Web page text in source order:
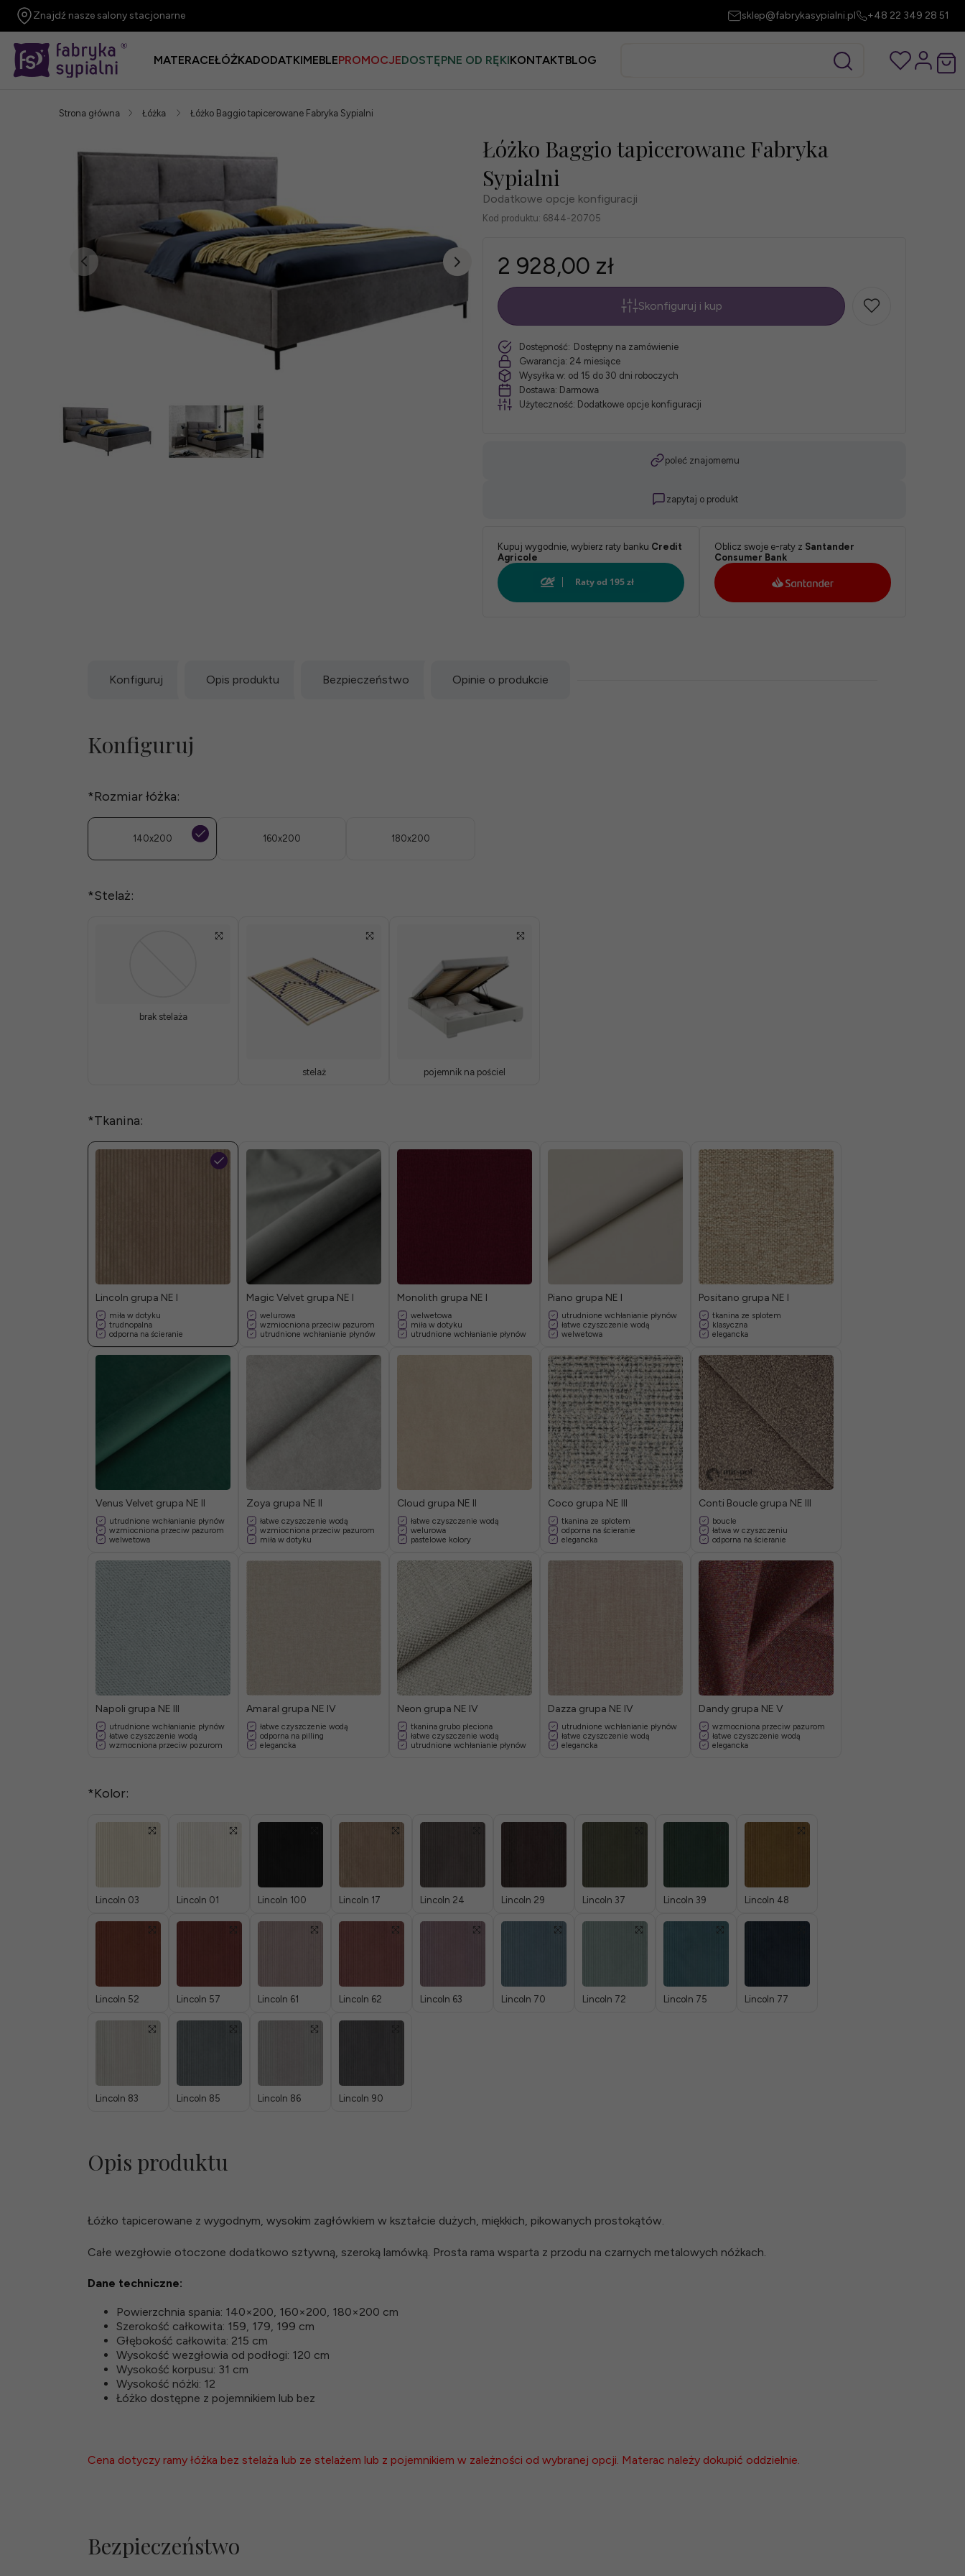
Znajdź nasze salony stacjonarne sklep@fabrykasypialni.pl +48 22 349 28 51
MATERACEŁÓŻKADODATKIMEBLEPROMOCJEDOSTĘPNE OD RĘKIKONTAKTBLOG
Strona główna Łóżka Łóżko Baggio tapicerowane Fabryka Sypialni
Łóżko Baggio tapicerowane Fabryka
Sypialni
Dodatkowe opcje konfiguracji
Kod produktu: 6844-20705
2 928,00 zł
*
Rozmiar
łóżka:
*
Kolor:
szt.
Skonfiguruj i kup
Dostępność: Dostępny na zamówienie
Gwarancja: 24 miesiące
Wysyłka w: od 15 do 30 dni roboczych
Dostawa: Darmowa
Użyteczność: Dodatkowe opcje konfiguracji
poleć znajomemu
zapytaj o produkt
Kupuj wygodnie, wybierz raty banku Credit
Agricole
Oblicz swoje e-raty z Santander
Consumer Bank
Konfiguruj Opis produktu Bezpieczeństwo Opinie o produkcie
Konfiguruj
*Rozmiar łóżka:
140x200 160x200 180x200
*Stelaż:
brak stelaża
stelaż pojemnik na pościel
*Tkanina:
Lincoln grupa NE I
miła w dotyku
trudnopalna
odporna na ścieranie
Magic Velvet grupa NE I
welurowa
wzmiocniona przeciw pazurom
utrudnione wchłanianie płynów
Monolith grupa NE I
welwetowa
miła w dotyku
utrudnione wchłanianie płynów
Piano grupa NE I
utrudnione wchłanianie płynów
łatwe czyszczenie wodą
welwetowa
Positano grupa NE I
tkanina ze splotem
klasyczna
elegancka
Venus Velvet grupa NE II
utrudnione wchłanianie płynów
wzmiocniona przeciw pazurom
welwetowa
Zoya grupa NE II
łatwe czyszczenie wodą
wzmiocniona przeciw pazurom
miła w dotyku
Cloud grupa NE II
łatwe czyszczenie wodą
welurowa
pastelowe kolory
Coco grupa NE III
tkanina ze splotem
odporna na ścieranie
elegancka
Conti Boucle grupa NE III
boucle
łatwa w czyszczeniu
odporna na ścieranie
Napoli grupa NE III
utrudnione wchłanianie płynów
łatwe czyszczenie wodą
wzmocniona przeciw pozurom
Amaral grupa NE IV
łatwe czyszczenie wodą
odporna na pilling
elegancka
Neon grupa NE IV
tkanina grubo pleciona
łatwe czyszczenie wodą
utrudnione wchłanianie płynów
Dazza grupa NE IV
utrudnione wchłanianie płynów
łatwe czyszczenie wodą
elegancka
Dandy grupa NE V
wzmocniona przeciw pazurom
łatwe czyszczenie wodą
elegancka
*Kolor:
Lincoln 03 Lincoln 01 Lincoln 100 Lincoln 17 Lincoln 24 Lincoln 29 Lincoln 37 Lincoln 39 Lincoln 48
Lincoln 52 Lincoln 57 Lincoln 61 Lincoln 62 Lincoln 63 Lincoln 70 Lincoln 72 Lincoln 75 Lincoln 77
Lincoln 83 Lincoln 85 Lincoln 86 Lincoln 90
Opis produktu
Łóżko tapicerowane z wygodnym, wysokim zagłówkiem w kształcie dużych, miękkich, pikowanych prostokątów.
Całe wezgłowie otoczone dodatkowo sztywną, szeroką lamówką. Prosta rama wsparta z przodu na czarnych metalowych nóżkach.
Dane techniczne:
Powierzchnia spania: 140×200, 160×200, 180×200 cm
Szerokość całkowita: 159, 179, 199 cm
Głębokość całkowita: 215 cm
Wysokość wezgłowia od podłogi: 120 cm
Wysokość korpusu: 31 cm
Wysokość nóżki: 12
Łóżko dostępne z pojemnikiem lub bez
Cena dotyczy ramy łóżka bez stelaża lub ze stelażem lub z pojemnikiem w zależności od wybranej opcji. Materac należy dokupić oddzielnie.
Bezpieczeństwo